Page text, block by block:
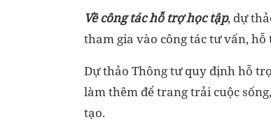
Về công tác hỗ trợ học tập, dự
tham gia vào công tác tư vấn,
Dự thảo Thông tư quy định hỗ
làm thêm để trang trải cuộc
tạo.